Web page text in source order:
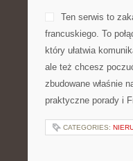
Ten serwis to
francuskiego. To
który ułatwia
ale też chcesz
zbudowane właśnie
praktyczne porady i
CATEGORIES: